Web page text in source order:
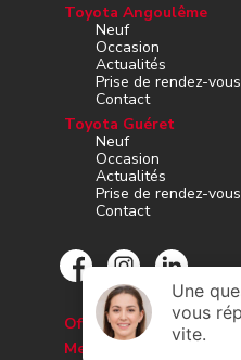
Toyota Angoulême
Neuf
Occasion
Actualités
Prise de rendez-vous
Contact
Toyota Guéret
Neuf
Occasion
Actualités
Prise de rendez-vous
Contact
Offres d’emploi
Mesures d’hygiène